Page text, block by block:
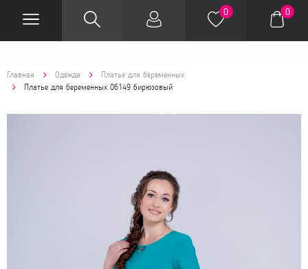
0 0
Главная Одежда
Платье для беременных
Платье для беременных 06149 бирюзовый